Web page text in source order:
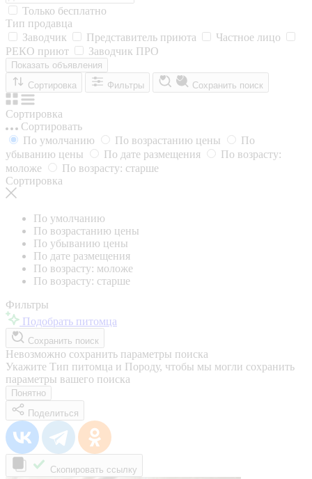
Только бесплатно
Тип продавца
Заводчик
Представитель приюта
Частное лицо
РЕКО приют
Заводчик ПРО
Показать объявления
Сортировка
Фильтры Сохранить поиск
Сортировка
Сортировать
По умолчанию
По возрастанию цены
По
убыванию цены
По дате размещения
По возрасту:
моложе
По возрасту: старше
Сортировка
По умолчанию
По возрастанию цены
По убыванию цены
По дате размещения
По возрасту: моложе
По возрасту: старше
Фильтры
Подобрать питомца
Сохранить поиск
Невозможно сохранить параметры поиска
Укажите Тип питомца и Породу, чтобы мы могли сохранить
параметры вашего поиска
Понятно
Поделиться
Скопировать ссылку